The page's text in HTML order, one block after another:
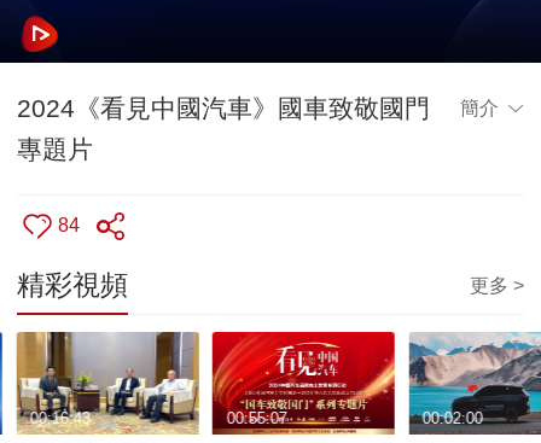
2024《看見中國汽車》國車致敬國門
專題片
簡介
84
精彩視頻 更多 >
00:16:43 00:55:07 00:02:00